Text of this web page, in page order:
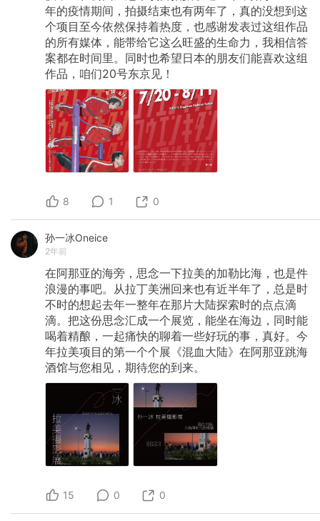
年的疫情期间，拍摄结束也有两年了，真的没想到这
个项目至今依然保持着热度，也感谢发表过这组作品
的所有媒体，能带给它这么旺盛的生命力，我相信答
案都在时间里。同时也希望日本的朋友们能喜欢这组
作品，咱们20号东京见！
8 1 0
孙一冰Oneice
2年前
在阿那亚的海旁，思念一下拉美的加勒比海，也是件
浪漫的事吧。从拉丁美洲回来也有近半年了，总是时
不时的想起去年一整年在那片大陆探索时的点点滴
滴。把这份思念汇成一个展览，能坐在海边，同时能
喝着精酿，一起痛快的聊着一些好玩的事，真好。今
年拉美项目的第一个个展《混血大陆》在阿那亚跳海
酒馆与您相见，期待您的到来。
15 0 0